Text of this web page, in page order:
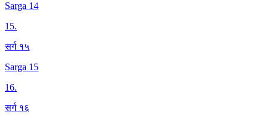
Sarga 14
15.
सर्ग १५
Sarga 15
16.
सर्ग १६